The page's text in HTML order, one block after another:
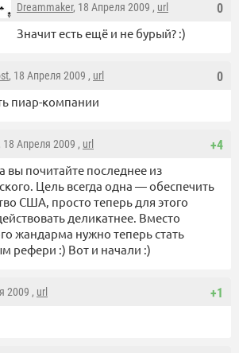
0
Dreammaker, 18 Апреля 2009 , url
Значит есть ещё и не бурый? :)
0
, 18 Апреля 2009 , url
пиар-компании
+4
, 18 Апреля 2009 , url
вы почитайте последнее из
Цель всегда одна — обеспечить
США, просто теперь для этого
деликатнее. Вместо
жандарма нужно теперь стать
рефери :) Вот и начали :)
+1
2009 , url